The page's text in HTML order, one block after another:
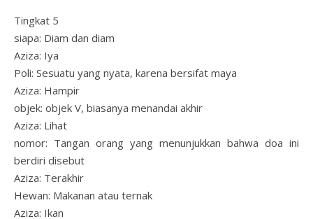
Tingkat 5
siapa: Diam dan diam
Aziza: Iya
Poli: Sesuatu yang nyata, karena bersifat maya
Aziza: Hampir
objek: objek V, biasanya menandai akhir
Aziza: Lihat
nomor: Tangan orang yang menunjukkan bahwa doa ini
berdiri disebut
Aziza: Terakhir
Hewan: Makanan atau ternak
Aziza: Ikan